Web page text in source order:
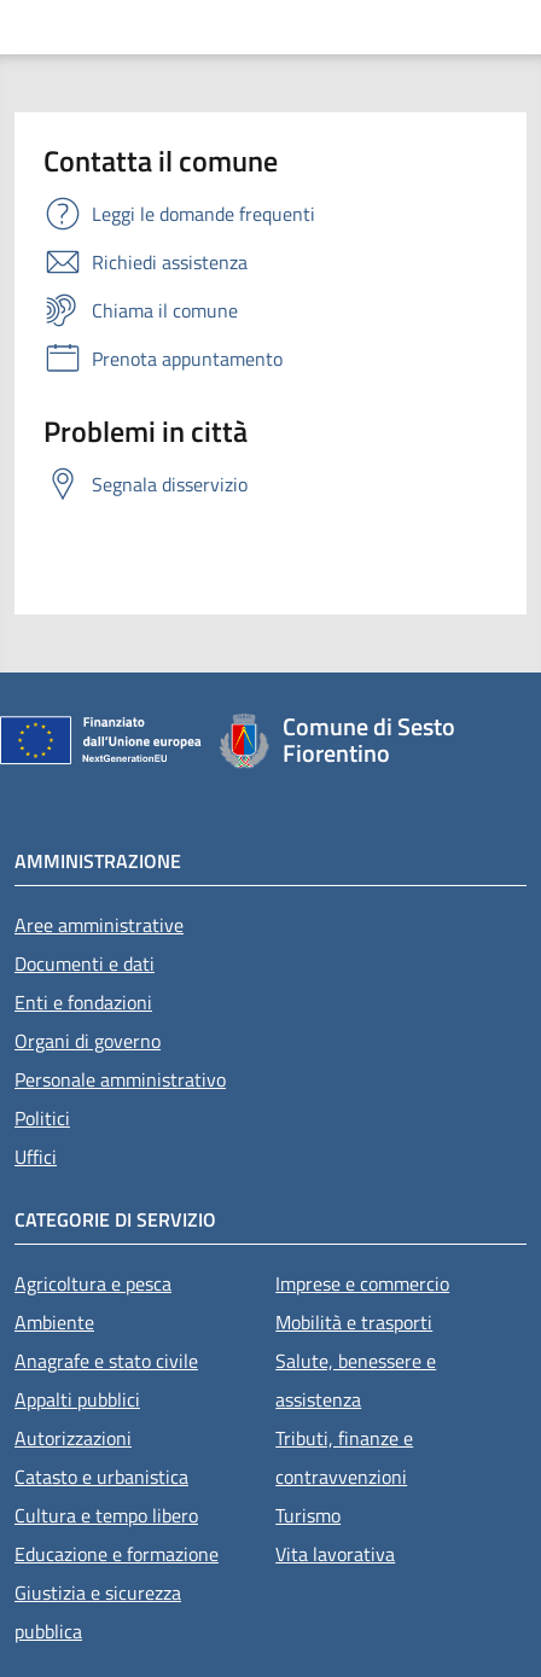
Contatta il comune
Leggi le domande frequenti
Richiedi assistenza
Chiama il comune
Prenota appuntamento
Problemi in città
Segnala disservizio
Comune di Sesto
Fiorentino
AMMINISTRAZIONE
Aree amministrative
Documenti e dati
Enti e fondazioni
Organi di governo
Personale amministrativo
Politici
Uffici
CATEGORIE DI SERVIZIO
Agricoltura e pesca
Ambiente
Anagrafe e stato civile
Appalti pubblici
Autorizzazioni
Catasto e urbanistica
Cultura e tempo libero
Educazione e formazione
Giustizia e sicurezza
pubblica
Imprese e commercio
Mobilità e trasporti
Salute, benessere e
assistenza
Tributi, finanze e
contravvenzioni
Turismo
Vita lavorativa